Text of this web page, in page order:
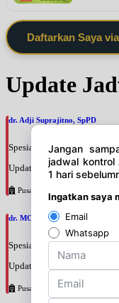
Daftarkan Saya
Update
dr. Adji Suprajitno, SpPD
Spesialis: Penyakit Dalam
Update terakhir: 2026-08-
Pusat Pertamina
dr. MOCHAMAD PASHA, SpPD
Spesialis: Penyakit Dalam
Update terakhir: 2026-08-07
Pusat Pertamina